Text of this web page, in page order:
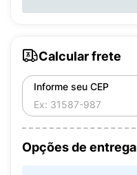
Calcular frete
Informe seu CEP
Opções de entrega